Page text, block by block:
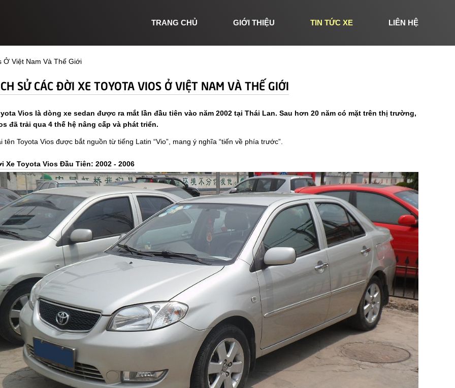
TRANG CHỦ GIỚI THIỆU TIN TỨC XE LIÊN HỆ
Ở Việt Nam Và Thế Giới
SỬ CÁC ĐỜI XE TOYOTA VIOS Ở VIỆT NAM VÀ THẾ GIỚI
Vios là dòng xe sedan được ra mắt lần đầu tiên vào năm 2002 tại Thái Lan. Sau hơn 20 năm có mặt trên thị trường,
đã trải qua 4 thế hệ nâng cấp và phát triển.
tên Toyota Vios được bắt nguồn từ tiếng Latin “Vio”, mang ý nghĩa “tiến về phía trước”.
Xe Toyota Vios Đầu Tiên: 2002 - 2006